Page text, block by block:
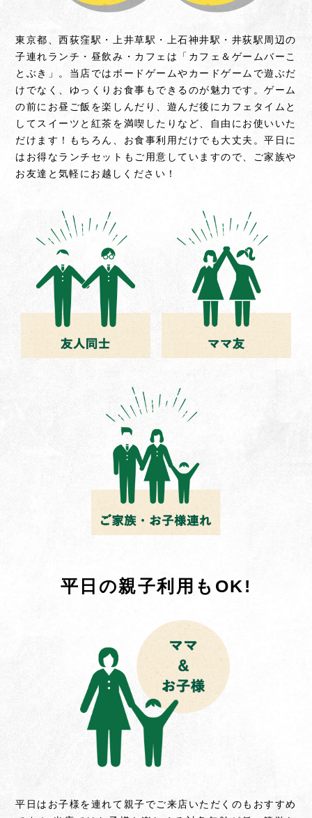
東京都、西荻窪駅・上井草駅・上石神井駅・井荻駅周辺の
子連れランチ・昼飲み・カフェは「カフェ＆ゲームバーこ
とぶき」。当店ではボードゲームやカードゲームで遊ぶだ
けでなく、ゆっくりお食事もできるのが魅力です。ゲーム
の前にお昼ご飯を楽しんだり、遊んだ後にカフェタイムと
してスイーツと紅茶を満喫したりなど、自由にお使いいた
だけます！もちろん、お食事利用だけでも大丈夫。平日に
はお得なランチセットもご用意していますので、ご家族や
お友達と気軽にお越しください！
平日の親子利用もOK!
平日はお子様を連れて親子でご来店いただくのもおすすめ